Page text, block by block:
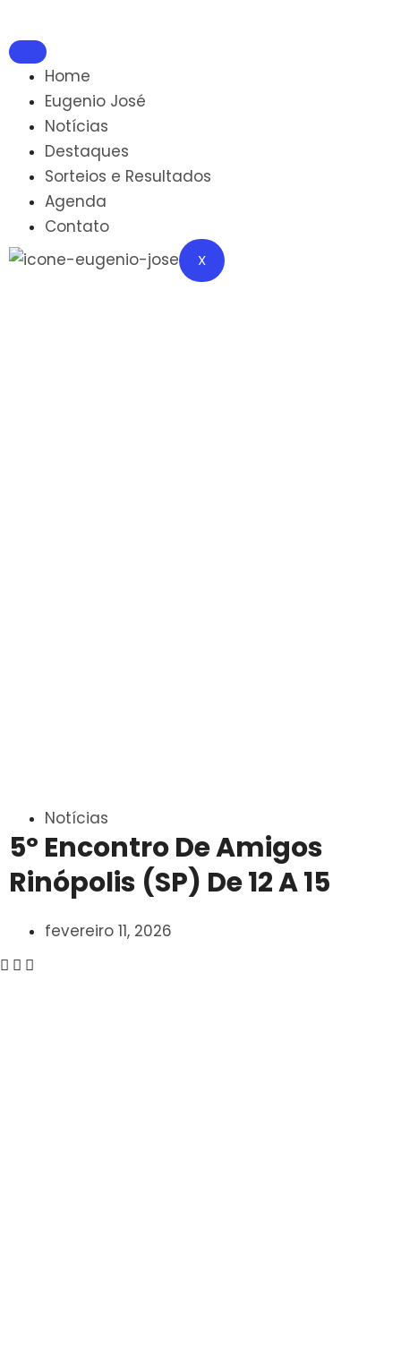
Home
Eugenio José
Notícias
Destaques
Sorteios e Resultados
Agenda
Contato
X
Notícias
5º Encontro De Amigos
Rinópolis (SP) De 12 A 15
fevereiro 11, 2026